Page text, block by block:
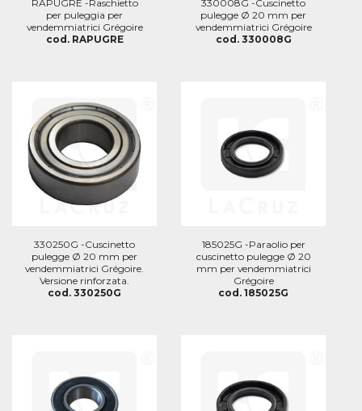
RAPUGRE -Raschietto
per puleggia per
vendemmiatrici Grégoire
cod. RAPUGRE
330008G -Cuscinetto
pulegge Ø 20 mm per
vendemmiatrici Grégoire
cod. 330008G
330250G -Cuscinetto
pulegge Ø 20 mm per
vendemmiatrici Grégoire.
Versione rinforzata.
cod. 330250G
185025G -Paraolio per
cuscinetto pulegge Ø 20
mm per vendemmiatrici
Grégoire
cod. 185025G